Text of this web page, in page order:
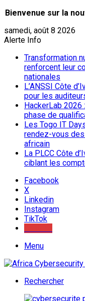
Bienvenue sur la
samedi, août 8 2026
Alerte Info
Transformation
renforcent leur
nationales
L’ANSSI Côte
pour les
HackerLab 2026
phase de
Les Togo IT
rendez-vous
africain
La PLCC Côte
ciblant les
Facebook
X
Linkedin
Instagram
TikTok
Menu
Rechercher